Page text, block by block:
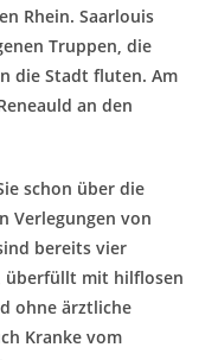
Rhein. Saarlouis
Truppen, die
die Stadt fluten. Am
an den
schon über die
Verlegungen von
bereits vier
überfüllt mit hilflosen
ohne ärztliche
Kranke vom